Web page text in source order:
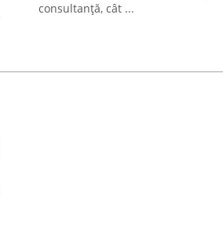
consultanță, cât ...